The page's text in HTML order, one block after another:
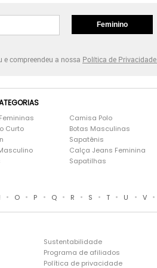
Feminino
e compreendeu a nossa Política de Privacidade.
Curto
Camisa Polo
Botas Masculinas
Sapatênis
Calça Jeans Feminina
Sapatilhas
• O • P • Q • R • S • T • U • V •
Sustentabilidade
Programa de afiliados
Política de privacidade